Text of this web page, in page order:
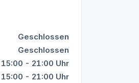
Geschlossen
Geschlossen
15:00 - 21:00 Uhr
15:00 - 21:00 Uhr